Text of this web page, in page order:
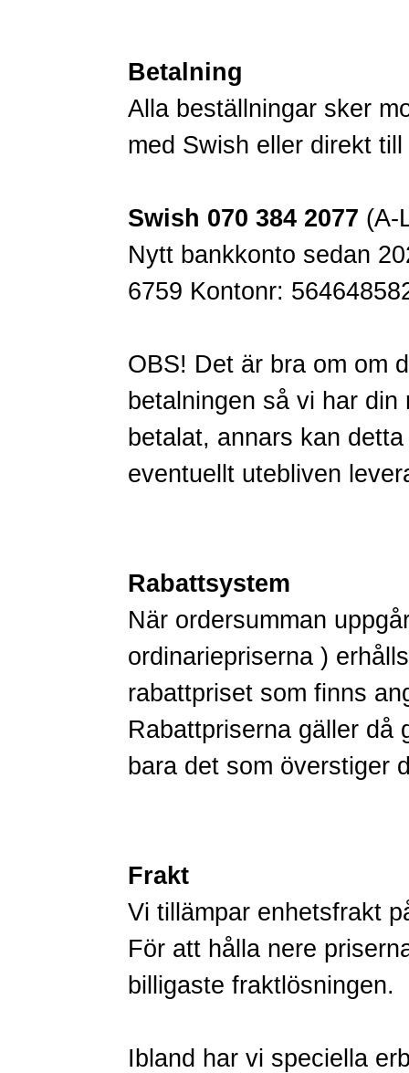
Betalning
Alla beställningar sker
med Swish eller direkt
Swish 070 384 2077 (A-
Nytt bankkonto sedan
6759 Kontonr:
OBS! Det är bra om om
betalningen så vi har
betalat, annars kan
eventuellt utebliven
Rabattsystem
När ordersumman
ordinariepriserna )
rabattpriset som finns
Rabattpriserna gäller då
bara det som överstiger
Frakt
Vi tillämpar enhetsfrakt
För att hålla nere
billigaste fraktlösningen.
Ibland har vi speciella